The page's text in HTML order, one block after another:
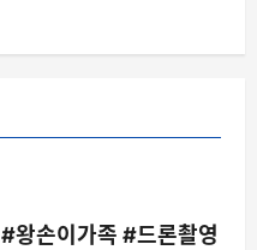
#왕손이가족 #드론촬영